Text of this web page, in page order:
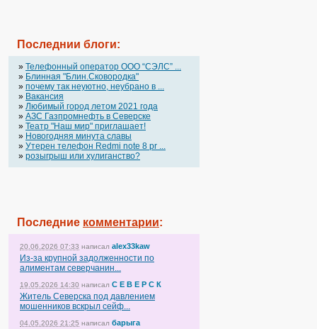
Последнии блоги:
» Телефонный оператор OOO “СЭЛС” ...
» Блинная "Блин.Сковородка"
» почему так неуютно, неубрано в ...
» Вакансия
» Любимый город летом 2021 года
» АЗС Газпромнефть в Северске
» Театр "Наш мир" приглашает!
» Новогодняя минута славы
» Утерен телефон Redmi note 8 pr ...
» розыгрыш или хулиганство?
Последние комментарии:
20.06.2026 07:33 написал alex33kaw
Из-за крупной задолженности по
алиментам северчанин...
19.05.2026 14:30 написал С Е В Е Р С К
Житель Северска под давлением
мошенников вскрыл сейф...
04.05.2026 21:25 написал барыга